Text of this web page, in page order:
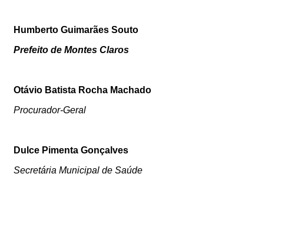
Humberto Guimarães Souto
Prefeito de Montes Claros
Otávio Batista Rocha Machado
Procurador-Geral
Dulce Pimenta Gonçalves
Secretária Municipal de Saúde